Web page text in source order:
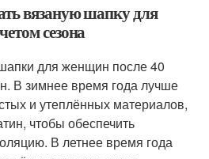
вязаную шапку для
сезона
для женщин после 40
В зимнее время года лучше
и утеплённых материалов,
чтобы обеспечить
В летнее время года